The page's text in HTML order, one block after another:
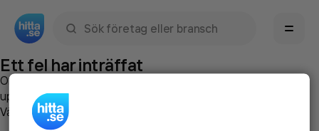
Ett fel har inträffat
Om du vill kan du
uppstod så att vi lättare och snabbare kan avhjälpa det.
Vänligen försök med följande: